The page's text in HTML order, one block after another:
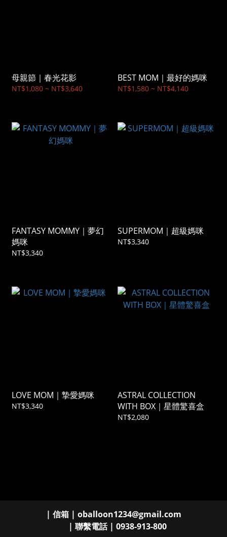
母親節｜春光花影
NT$1,080 ~ NT$3,640
BEST MOM｜最好的媽咪
NT$1,580 ~ NT$4,140
FANTASY MOMMY｜夢幻
媽咪
NT$3,340
SUPERMOM｜超級媽咪
NT$3,340
LOVE MOM｜摯愛媽咪
NT$3,340
ASTRAL COLLECTION
WITH BOX｜星體驚喜盒
NT$2,080
| 信箱 | oballoon1234@gmail.com
| 聯繫電話 | 0938-913-800